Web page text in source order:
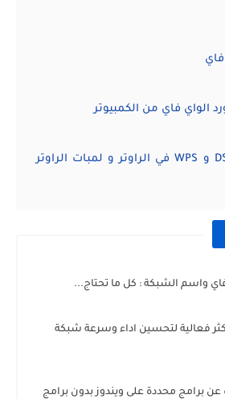
الواي فاي من الكمبيوتر
معني WLAN و DSL و WPS في الراوتر و لمبات الراوتر
فاي واسم الشبكة : كل ما تحتاج...
فعالية لتحسين اداء وسرعة شبكة
عن برامج محددة على ويندوز بدون برامج